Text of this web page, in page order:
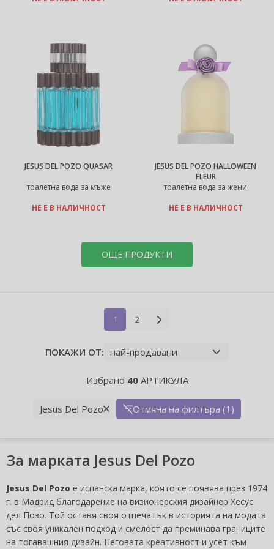
JESUS DEL POZO QUASAR
тоалетна вода за мъже
НЕ Е В НАЛИЧНОСТ
JESUS DEL POZO HALLOWEEN
FLEUR
тоалетна вода за жени
НЕ Е В НАЛИЧНОСТ
ОЩЕ ПРОДУКТИ
1 2
ПОКАЖИ ОТ:
Избрано 40АРТИКУЛА
Jesus Del Pozo Отмяна на филтъра (1)
За марката Jesus Del Pozo
Jesus Del Pozo е испанска марка, която се появява през 1974
г. в Мадрид благодарение на визионерския дизайнер Хесус
дел Позо. Той оставя своя отпечатък в историята на модата
със своя уникален подход и смелост да преминава границите
на тогавашния дизайн. Неговата креативност и усет към